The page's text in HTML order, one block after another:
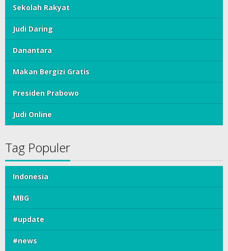
Sekolah Rakyat
Judi Daring
Danantara
Makan Bergizi Gratis
Presiden Prabowo
Judi Online
Tag Populer
Indonesia
MBG
#update
#news